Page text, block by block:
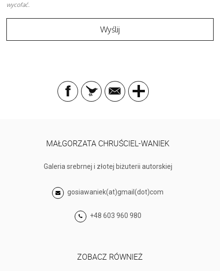
wycofać.
MAŁGORZATA CHRUŚCIEL-WANIEK
Galeria srebrnej i złotej biżuterii autorskiej
gosiawaniek(at)gmail(dot)com
+48 603 960 980
ZOBACZ RÓWNIEŻ